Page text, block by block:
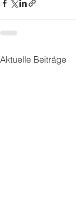
Aktuelle Beiträge